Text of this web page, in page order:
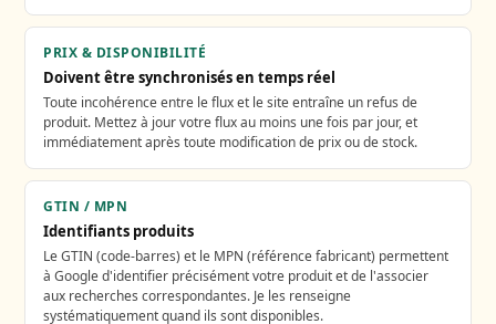
PRIX & DISPONIBILITÉ
Doivent être synchronisés en temps réel
Toute incohérence entre le flux et le site entraîne un refus de
produit. Mettez à jour votre flux au moins une fois par jour, et
immédiatement après toute modification de prix ou de stock.
GTIN / MPN
Identifiants produits
Le GTIN (code-barres) et le MPN (référence fabricant) permettent
à Google d'identifier précisément votre produit et de l'associer
aux recherches correspondantes. Je les renseigne
systématiquement quand ils sont disponibles.